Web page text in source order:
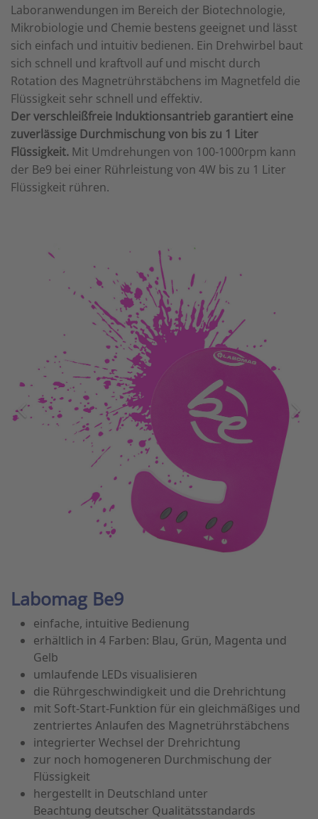
Laboranwendungen im Bereich der Biotechnologie,
Mikrobiologie und Chemie bestens geeignet und lässt
sich einfach und intuitiv bedienen. Ein Drehwirbel baut
sich schnell und kraftvoll auf und mischt durch
Rotation des Magnetrührstäbchens im Magnetfeld die
Flüssigkeit sehr schnell und effektiv.
Der verschleißfreie Induktionsantrieb garantiert eine
zuverlässige Durchmischung von bis zu 1 Liter
Flüssigkeit. Mit Umdrehungen von 100-1000rpm kann
der Be9 bei einer Rührleistung von 4W bis zu 1 Liter
Flüssigkeit rühren.
Labomag Be9
einfache, intuitive Bedienung
erhältlich in 4 Farben: Blau, Grün, Magenta und
Gelb
umlaufende LEDs visualisieren
die Rührgeschwindigkeit und die Drehrichtung
mit Soft-Start-Funktion für ein gleichmäßiges und
zentriertes Anlaufen des Magnetrührstäbchens
integrierter Wechsel der Drehrichtung
zur noch homogeneren Durchmischung der
Flüssigkeit
hergestellt in Deutschland unter
Beachtung deutscher Qualitätsstandards